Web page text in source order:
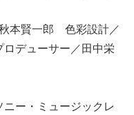
本賢一郎 色彩設計／
デューサー／田中栄
ー・ミュージックレ